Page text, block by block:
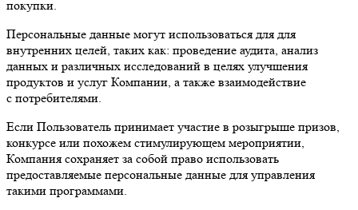
покупки.
Персональные данные могут использоваться для для
внутренних целей, таких как: проведение аудита, анализ
данных и различных исследований в целях улучшения
продуктов и услуг Компании, а также взаимодействие
с потребителями.
Если Пользователь принимает участие в розыгрыше призов,
конкурсе или похожем стимулирующем мероприятии,
Компания сохраняет за собой право использовать
предоставляемые персональные данные для управления
такими программами.